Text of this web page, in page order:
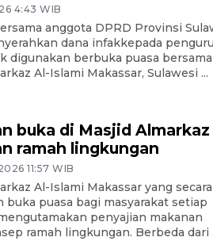
4:43 WIB
anggota DPRD Provinsi
dana infakkepada
digunakan berbuka puasa
Al-Islami Makassar, Sulawesi ...
buka di Masjid Almarkaz
ramah lingkungan
11:57 WIB
Al-Islami Makassar yang
buka puasa bagi masyarakat setiap
penyajian makanan
ramah lingkungan. Berbeda dari